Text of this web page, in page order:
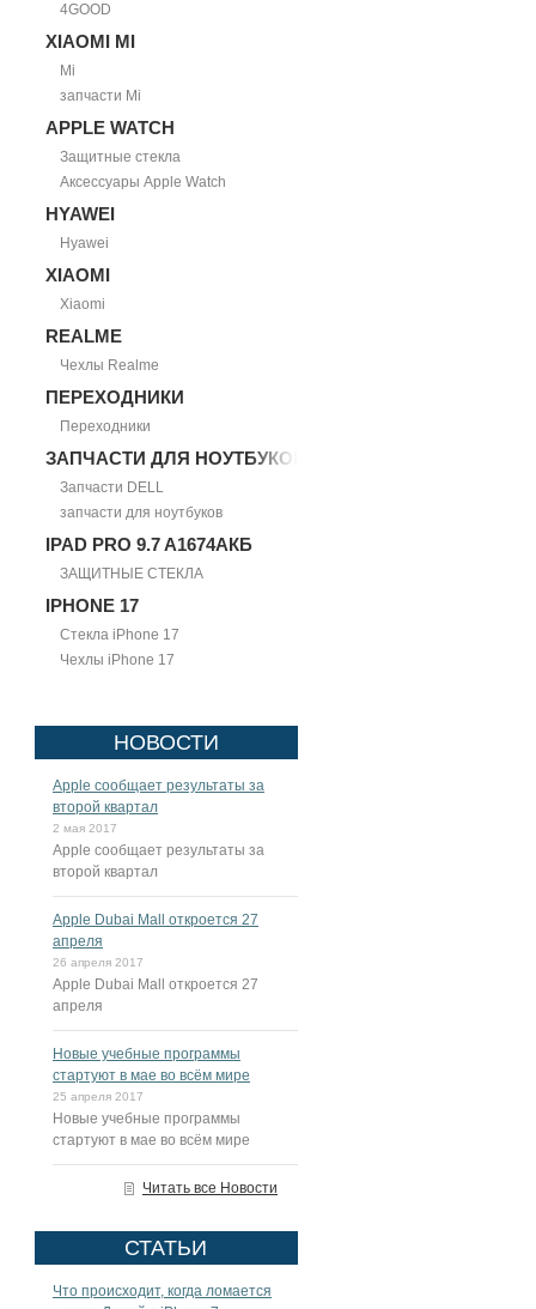
4GOOD
XIAOMI MI
Mi
запчасти Mi
APPLE WATCH
Защитные стекла
Аксессуары Apple Watch
HYAWEI
Hyawei
XIAOMI
Xiaomi
REALME
Чехлы Realme
ПЕРЕХОДНИКИ
Переходники
ЗАПЧАСТИ ДЛЯ НОУТБУКОВ
Запчасти DELL
запчасти для ноутбуков
IPAD PRO 9.7 A1674АКБ
ЗАЩИТНЫЕ СТЕКЛА
IPHONE 17
Стекла iPhone 17
Чехлы iPhone 17
НОВОСТИ
Apple сообщает результаты за
второй квартал
2 мая 2017
Apple сообщает результаты за
второй квартал
Apple Dubai Mall откроется 27
апреля
26 апреля 2017
Apple Dubai Mall откроется 27
апреля
Новые учебные программы
стартуют в мае во всём мире
25 апреля 2017
Новые учебные программы
стартуют в мае во всём мире
Читать все Новости
СТАТЬИ
Что происходит, когда ломается